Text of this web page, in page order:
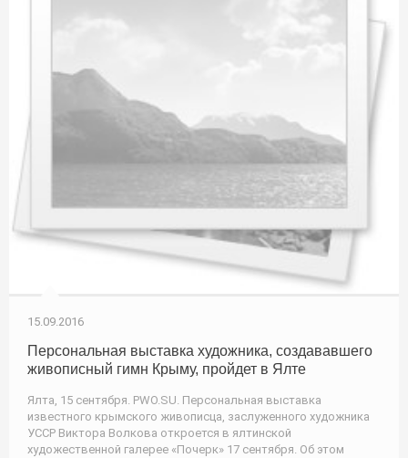
15.09.2016
Персональная выставка художника, создававшего
живописный гимн Крыму, пройдет в Ялте
Ялта, 15 сентября. PWO.SU. Персональная выставка
известного крымского живописца, заслуженного художника
УССР Виктора Волкова откроется в ялтинской
художественной галерее «Почерк» 17 сентября. Об этом